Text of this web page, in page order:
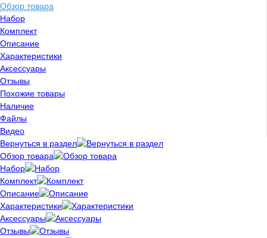
Обзор товара
Набор
Комплект
Описание
Характеристики
Аксессуары
Отзывы
Похожие товары
Наличие
Файлы
Видео
Вернуться в раздел
Обзор товара
Набор
Комплект
Описание
Характеристики
Аксессуары
Отзывы